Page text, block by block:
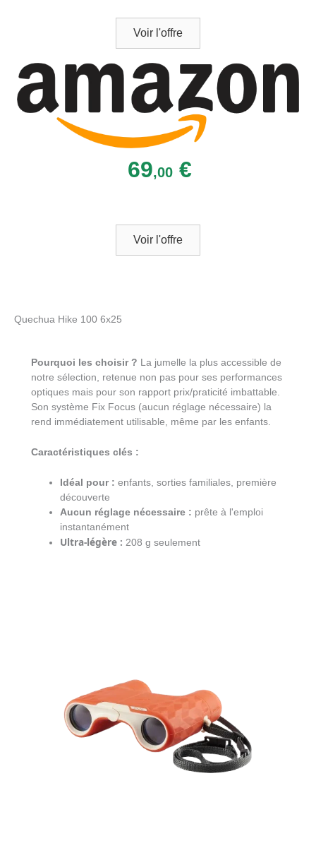
Voir l'offre
69,00 €
Voir l'offre
Quechua Hike 100 6x25
Pourquoi les choisir ? La jumelle la plus accessible de
notre sélection, retenue non pas pour ses performances
optiques mais pour son rapport prix/praticité imbattable.
Son système Fix Focus (aucun réglage nécessaire) la
rend immédiatement utilisable, même par les enfants.
Caractéristiques clés :
Idéal pour : enfants, sorties familiales, première
découverte
Aucun réglage nécessaire : prête à l'emploi
instantanément
Ultra-légère : 208 g seulement